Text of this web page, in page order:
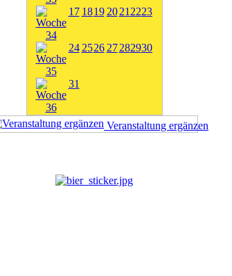
17 1819 20 21 2223
24 2526 27 282930
31
Veranstaltung ergänzen